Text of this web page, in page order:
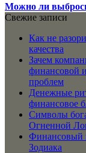
Можно ли
Свежие записи
Как не
качества
Зачем
финансовой
проблем
Денежные
финансовое
Символы
Огненной
Финансовый
Зодиака